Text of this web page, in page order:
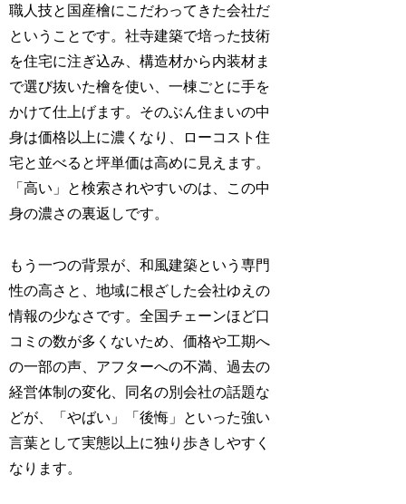
職人技と国産檜にこだわってきた会社だ
ということです。社寺建築で培った技術
を住宅に注ぎ込み、構造材から内装材ま
で選び抜いた檜を使い、一棟ごとに手を
かけて仕上げます。そのぶん住まいの中
身は価格以上に濃くなり、ローコスト住
宅と並べると坪単価は高めに見えます。
「高い」と検索されやすいのは、この中
身の濃さの裏返しです。
もう一つの背景が、和風建築という専門
性の高さと、地域に根ざした会社ゆえの
情報の少なさです。全国チェーンほど口
コミの数が多くないため、価格や工期へ
の一部の声、アフターへの不満、過去の
経営体制の変化、同名の別会社の話題な
どが、「やばい」「後悔」といった強い
言葉として実態以上に独り歩きしやすく
なります。